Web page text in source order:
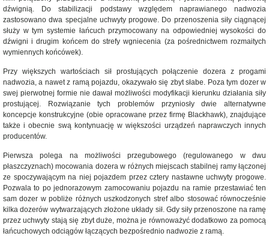
dźwignią. Do stabilizacji podstawy względem naprawianego nadwozia
zastosowano dwa specjalne uchwyty progowe. Do przenoszenia siły ciągnącej
służy w tym systemie łańcuch przymocowany na odpowiedniej wysokości do
dźwigni i drugim końcem do strefy wgniecenia (za pośrednictwem rozmaitych
wymiennych końcówek).
Przy większych wartościach sił prostujących połączenie dozera z progami
nadwozia, a nawet z ramą pojazdu, okazywało się zbyt słabe. Poza tym dozer w
swej pierwotnej formie nie dawał możliwości modyfikacji kierunku działania siły
prostującej. Rozwiązanie tych problemów przyniosły dwie alternatywne
koncepcje konstrukcyjne (obie opracowane przez firmę Blackhawk), znajdujące
także i obecnie swą kontynuację w większości urządzeń naprawczych innych
producentów.
Pierwsza polega na możliwości przegubowego (regulowanego w dwu
płaszczyznach) mocowania dozera w różnych miejscach stabilnej ramy łączonej
ze spoczywającym na niej pojazdem przez cztery nastawne uchwyty progowe.
Pozwala to po jednorazowym zamocowaniu pojazdu na ramie przestawiać ten
sam dozer w pobliże różnych uszkodzonych stref albo stosować równocześnie
kilka dozerów wytwarzających złożone układy sił. Gdy siły przenoszone na ramę
przez uchwyty stają się zbyt duże, można je równoważyć dodatkowo za pomocą
łańcuchowych odciągów łączących bezpośrednio nadwozie z ramą.